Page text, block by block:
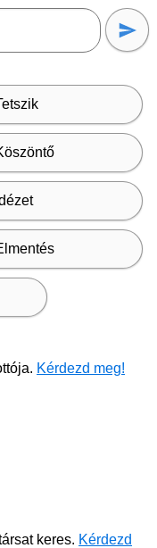
Kérdezd meg!
keres. Kérdezd